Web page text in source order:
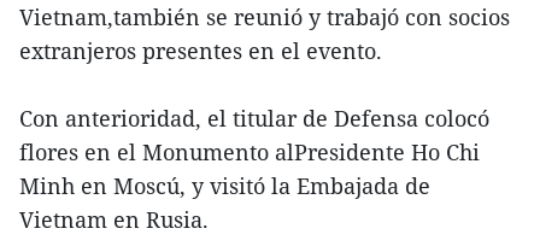
Vietnam,también se reunió y trabajó con socios
extranjeros presentes en el evento.
Con anterioridad, el titular de Defensa colocó
flores en el Monumento alPresidente Ho Chi
Minh en Moscú, y visitó la Embajada de
Vietnam en Rusia.